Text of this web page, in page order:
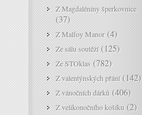
Z Magdaléniny šperkovnice
(37)
Z Malfoy Manor (4)
Ze sálu soutěží(125)
Ze STOklas (782)
Z valentýnských přání(142)
Z vánočních dárků (406)
Z velikonočního košíku (2)